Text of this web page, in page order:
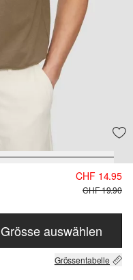
CHF 14.95
CHF 19.90
Grösse auswählen
Grössentabelle